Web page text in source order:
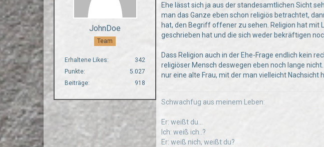
JohnDoe
Team
Erhaltene Likes
342
Punkte
5.027
Beiträge
918
Ehe lässt sich ja aus der standesamtlichen Sicht
man das Ganze eben schon religiös betrachtet,
hat, den Begriff offener zu sehen. Religion hat mit
geschrieben hat und die sich weder bekräftigen
Dass Religion auch in der Ehe-Frage endlich kein
religiöser Mensch deswegen eben noch lange
nur eine alte Frau, mit der man vielleicht Nachsicht
Schwachfug aus meinem Leben:
Er: weißt du...
Ich: weiß ich..?
Er: weiß nich, weißt du?